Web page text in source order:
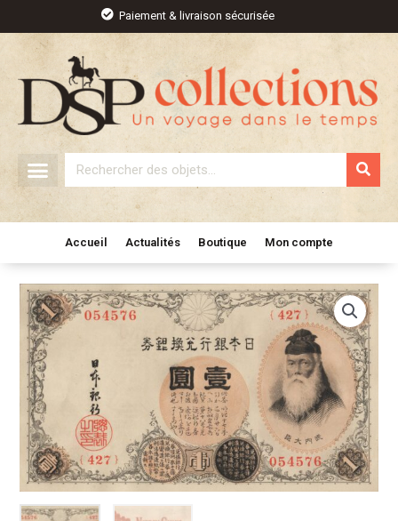
contenu
Paiement & livraison sécurisée
Rechercher
Accueil Actualités Boutique Mon compte